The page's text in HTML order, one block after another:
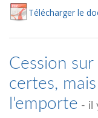
Télécharger le
Cession
certes,
l'emporte - il